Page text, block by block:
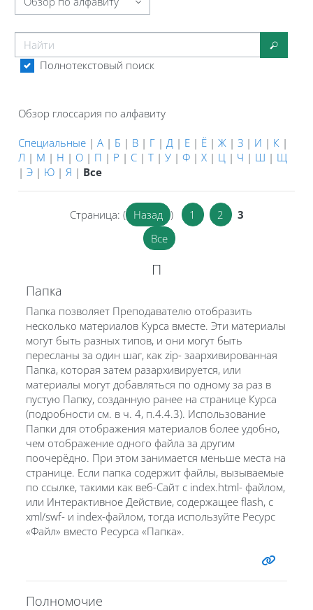
Обзор глоссария по алфавиту
Найти
Найти
Полнотекстовый поиск
Обзор глоссария по алфавиту
Специальные | А | Б | В | Г | Д | Е | Ё | Ж | З | И | К |
Л | М | Н | О | П | Р | С | Т | У | Ф | Х | Ц | Ч | Ш | Щ
| Э | Ю | Я | Все
Страница: ( Назад ) 1 2
3
Все
П
Папка
Папка позволяет Преподавателю отобразить
несколько материалов Курса вместе. Эти материалы
могут быть разных типов, и они могут быть
пересланы за один шаг, как zip- заархивированная
Папка, которая затем разархивируется, или
материалы могут добавляться по одному за раз в
пустую Папку, созданную ранее на странице Курса
(подробности см. в ч. 4, п.4.4.3). Использование
Папки для отображения материалов более удобно,
чем отображение одного файла за другим
поочерёдно. При этом занимается меньше места на
странице. Если папка содержит файлы, вызываемые
по ссылке, такими как веб-Сайт с index.html- файлом,
или Интерактивное Действие, содержащее flash, с
xml/swf- и index-файлом, тогда используйте Ресурс
«Файл» вместо Ресурса «Папка».
Полномочие